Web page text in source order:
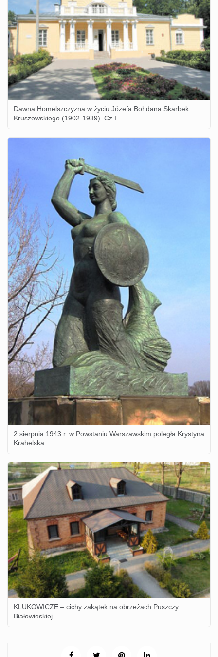
Dawna Homelszczyzna w życiu Józefa Bohdana Skarbek
Kruszewskiego (1902-1939). Cz.I.
2 sierpnia 1943 r. w Powstaniu Warszawskim poległa Krystyna
Krahelska
KLUKOWICZE – cichy zakątek na obrzeżach Puszczy
Białowieskiej